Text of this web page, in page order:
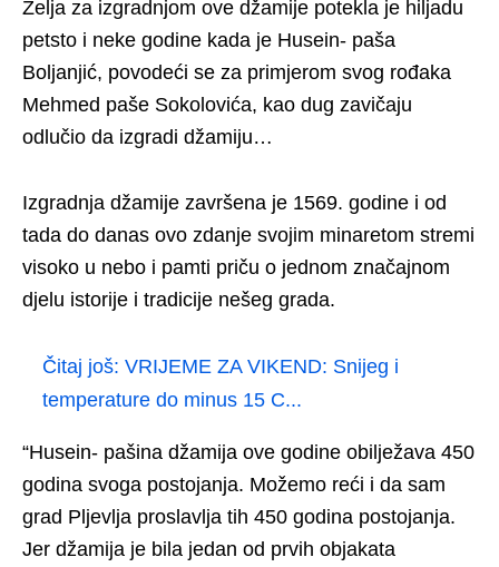
Želja za izgradnjom ove džamije potekla je hiljadu
petsto i neke godine kada je Husein- paša
Boljanjić, povodeći se za primjerom svog rođaka
Mehmed paše Sokolovića, kao dug zavičaju
odlučio da izgradi džamiju…
Izgradnja džamije završena je 1569. godine i od
tada do danas ovo zdanje svojim minaretom stremi
visoko u nebo i pamti priču o jednom značajnom
djelu istorije i tradicije nešeg grada.
Čitaj još: VRIJEME ZA VIKEND: Snijeg i
temperature do minus 15 C...
“Husein- pašina džamija ove godine obilježava 450
godina svoga postojanja. Možemo reći i da sam
grad Pljevlja proslavlja tih 450 godina postojanja.
Jer džamija je bila jedan od prvih objakata